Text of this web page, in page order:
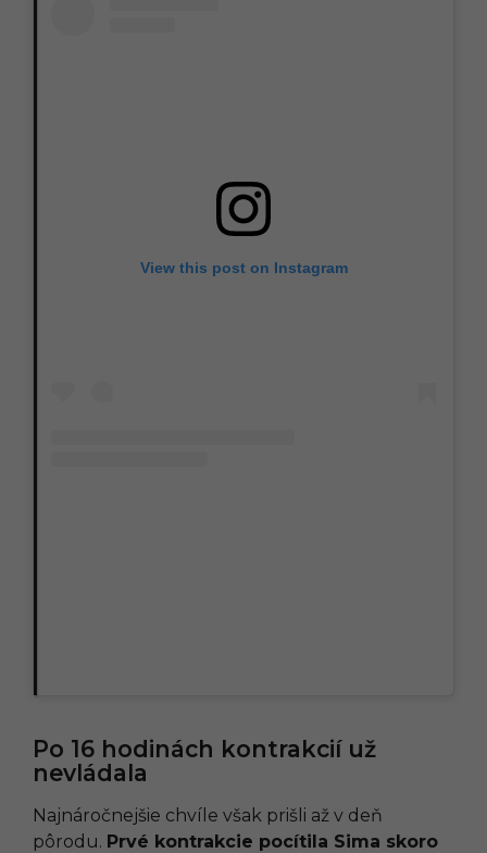
View this post on Instagram
Po 16 hodinách kontrakcií už
nevládala
Najnáročnejšie chvíle však prišli až v deň
pôrodu. Prvé kontrakcie pocítila Sima skoro